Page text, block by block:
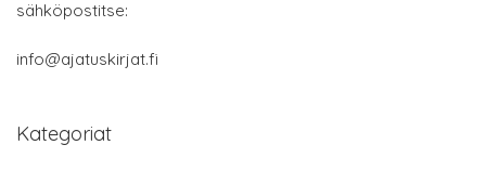
sähköpostitse:
info@ajatuskirjat.fi
Kategoriat